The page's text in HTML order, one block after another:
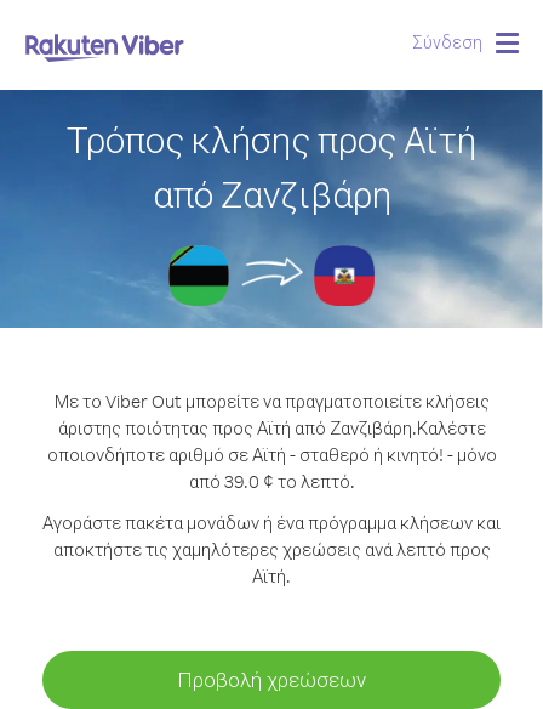
Σύνδεση
Τρόπος κλήσης προς Αϊτή
από Ζανζιβάρη
Με το Viber Out μπορείτε να πραγματοποιείτε κλήσεις
άριστης ποιότητας προς Αϊτή από Ζανζιβάρη.Καλέστε
οποιονδήποτε αριθμό σε Αϊτή - σταθερό ή κινητό! - μόνο
από 39.0 ¢ το λεπτό.
Αγοράστε πακέτα μονάδων ή ένα πρόγραμμα κλήσεων και
αποκτήστε τις χαμηλότερες χρεώσεις ανά λεπτό προς
Αϊτή.
Προβολή χρεώσεων